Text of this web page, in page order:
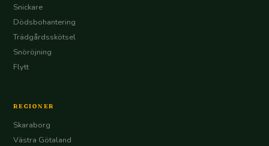
Snickare
Dödsbohantering
Trädgårdsskötsel
Snöröjning
Flytt
REGIONER
Skaraborg
Västra Götaland